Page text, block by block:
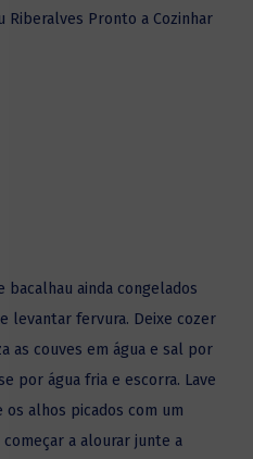
Riberalves Pronto a Cozinhar
ainda congelados
levantar fervura. Deixe cozer
as couves em água e sal por
por água fria e escorra. Lave
os alhos picados com um
a alourar junte a